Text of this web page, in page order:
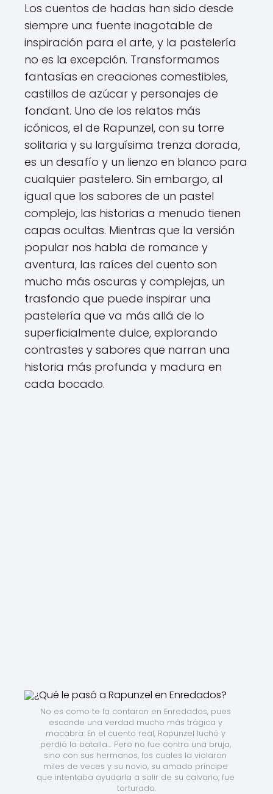
Los cuentos de hadas han sido desde
siempre una fuente inagotable de
inspiración para el arte, y la pastelería
no es la excepción. Transformamos
fantasías en creaciones comestibles,
castillos de azúcar y personajes de
fondant. Uno de los relatos más
icónicos, el de Rapunzel, con su torre
solitaria y su larguísima trenza dorada,
es un desafío y un lienzo en blanco para
cualquier pastelero. Sin embargo, al
igual que los sabores de un pastel
complejo, las historias a menudo tienen
capas ocultas. Mientras que la versión
popular nos habla de romance y
aventura, las raíces del cuento son
mucho más oscuras y complejas, un
trasfondo que puede inspirar una
pastelería que va más allá de lo
superficialmente dulce, explorando
contrastes y sabores que narran una
historia más profunda y madura en
cada bocado.
No es como te la contaron en Enredados, pues
esconde una verdad mucho más trágica y
macabra: En el cuento real, Rapunzel luchó y
perdió la batalla… Pero no fue contra una bruja,
sino con sus hermanos, los cuales la violaron
miles de veces y su novio, su amado príncipe
que intentaba ayudarla a salir de su calvario, fue
torturado.